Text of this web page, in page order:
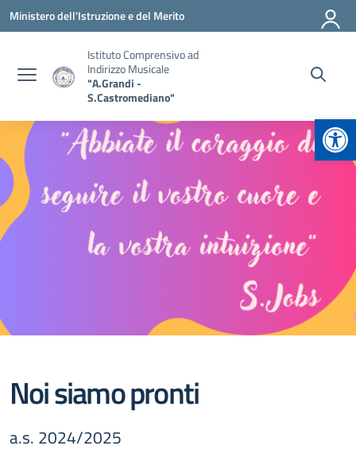
Vai ai contenuti
Vai al menu di navigazione
Vai al footer
Ministero dell'Istruzione e del Merito
Istituto Comprensivo ad
Indirizzo Musicale
"A.Grandi -
S.Castromediano"
Noi siamo pronti
a.s. 2024/2025